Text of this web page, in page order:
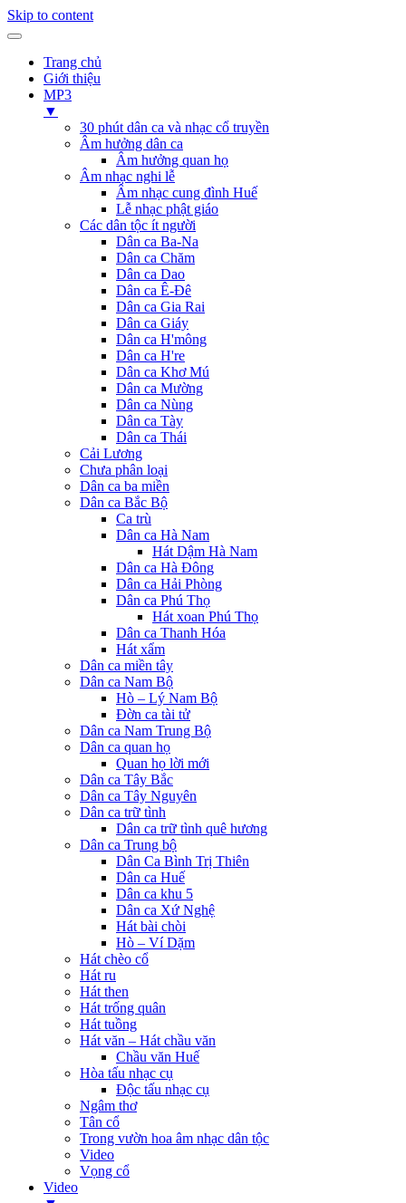
Skip to content
Trang chủ
Giới thiệu
MP3
▼
30 phút dân ca và nhạc cổ truyền
Âm hưởng dân ca
Âm hưởng quan họ
Âm nhạc nghi lễ
Âm nhạc cung đình Huế
Lễ nhạc phật giáo
Các dân tộc ít người
Dân ca Ba-Na
Dân ca Chăm
Dân ca Dao
Dân ca Ê-Đê
Dân ca Gia Rai
Dân ca Giáy
Dân ca H'mông
Dân ca H're
Dân ca Khơ Mú
Dân ca Mường
Dân ca Nùng
Dân ca Tày
Dân ca Thái
Cải Lương
Chưa phân loại
Dân ca ba miền
Dân ca Bắc Bộ
Ca trù
Dân ca Hà Nam
Hát Dậm Hà Nam
Dân ca Hà Đông
Dân ca Hải Phòng
Dân ca Phú Thọ
Hát xoan Phú Thọ
Dân ca Thanh Hóa
Hát xẩm
Dân ca miền tây
Dân ca Nam Bộ
Hò – Lý Nam Bộ
Đờn ca tài tử
Dân ca Nam Trung Bộ
Dân ca quan họ
Quan họ lời mới
Dân ca Tây Bắc
Dân ca Tây Nguyên
Dân ca trữ tình
Dân ca trữ tình quê hương
Dân ca Trung bộ
Dân Ca Bình Trị Thiên
Dân ca Huế
Dân ca khu 5
Dân ca Xứ Nghệ
Hát bài chòi
Hò – Ví Dặm
Hát chèo cổ
Hát ru
Hát then
Hát trống quân
Hát tuồng
Hát văn – Hát chầu văn
Chầu văn Huế
Hòa tấu nhạc cụ
Độc tấu nhạc cụ
Ngâm thơ
Tân cổ
Trong vườn hoa âm nhạc dân tộc
Video
Vọng cổ
Video